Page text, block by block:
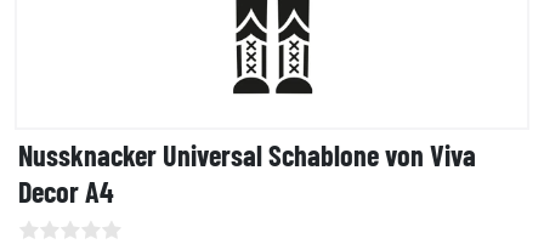
Nussknacker Universal Schablone von Viva
Decor A4